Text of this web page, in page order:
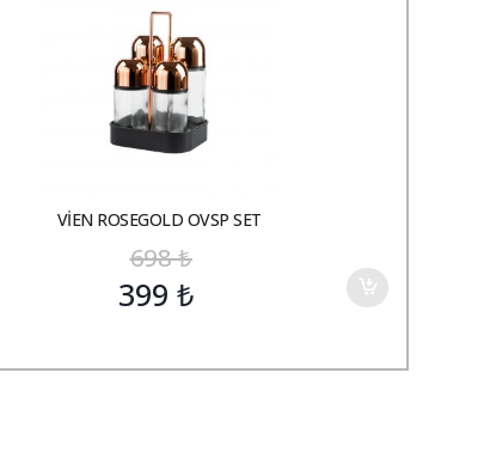
VİEN ROSEGOLD OVSP SET
698₺
399 ₺